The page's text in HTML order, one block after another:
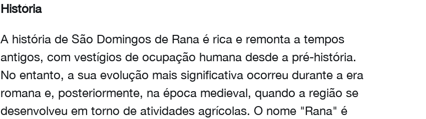
História
A história de São Domingos de Rana é rica e remonta a tempos
antigos, com vestígios de ocupação humana desde a pré-história.
No entanto, a sua evolução mais significativa ocorreu durante a era
romana e, posteriormente, na época medieval, quando a região se
desenvolveu em torno de atividades agrícolas. O nome "Rana" é